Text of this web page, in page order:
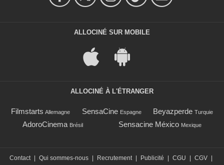
ALLOCINÉ SUR MOBILE
ALLOCINÉ À L'ÉTRANGER
Filmstarts Allemagne SensaCine Espagne Beyazperde Turquie
AdoroCinema Brésil Sensacine México Mexique
Contact Qui sommes-nous Recrutement Publicité CGU CGV